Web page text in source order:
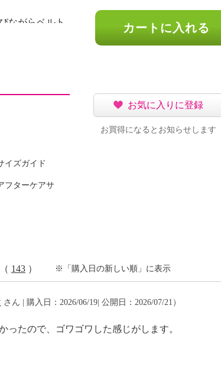
ながらベルト
込みにくいよ
ーに挟み込む
よる色落
２％
イズガイド
フターケアサ
カートに入れる
お気に入りに登録
お買得になるとお知らせします
（ 143 ） ※「購入日の新しい順」に表示
さん | 購入日：2026/06/19| 公開日：2026/07/21）
たので、ゴワゴワした感じがします。